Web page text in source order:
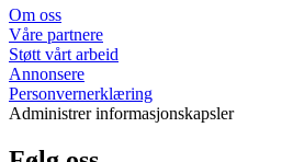
Om oss
Våre partnere
Støtt vårt arbeid
Annonsere
Personvernerklæring
Administrer informasjonskapsler